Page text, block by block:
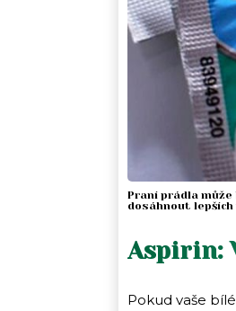
Praní prádla
dosáhnout lepších
Aspirin:
Pokud vaše